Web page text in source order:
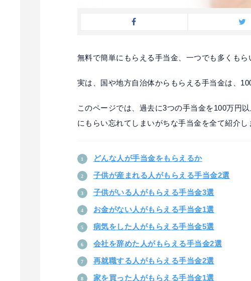
無料で簡単にもらえる手当金、一つでも多くもら
実は、国や地方自治体からもらえる手当金は、
このページでは、過去に3つの手当金を100万円
にもらい忘れてしまいがちな手当金を全て紹介し
どんな人が手当金をもらえるか
子供が産まれる人がもらえる手当金2選
子供がいる人がもらえる手当金3選
お金がない人がもらえる手当金1選
病気をした人がもらえる手当金5選
会社を辞めた人がもらえる手当金2選
再就職する人がもらえる手当金2選
家を買った人がもらえる手当金1選